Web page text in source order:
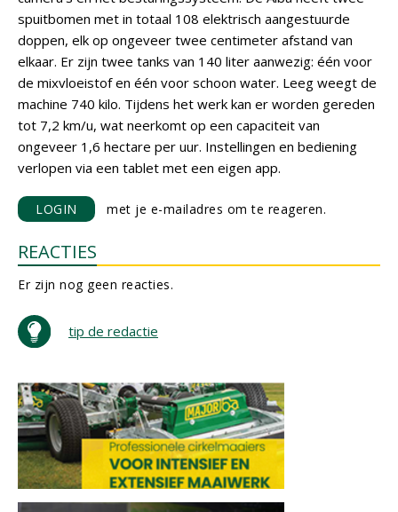
spuitbomen met in totaal 108 elektrisch aangestuurde
doppen, elk op ongeveer twee centimeter afstand van
elkaar. Er zijn twee tanks van 140 liter aanwezig: één voor
de mixvloeistof en één voor schoon water. Leeg weegt de
machine 740 kilo. Tijdens het werk kan er worden gereden
tot 7,2 km/u, wat neerkomt op een capaciteit van
ongeveer 1,6 hectare per uur. Instellingen en bediening
verlopen via een tablet met een eigen app.
LOGIN met je e-mailadres om te reageren.
REACTIES
Er zijn nog geen reacties.
tip de redactie